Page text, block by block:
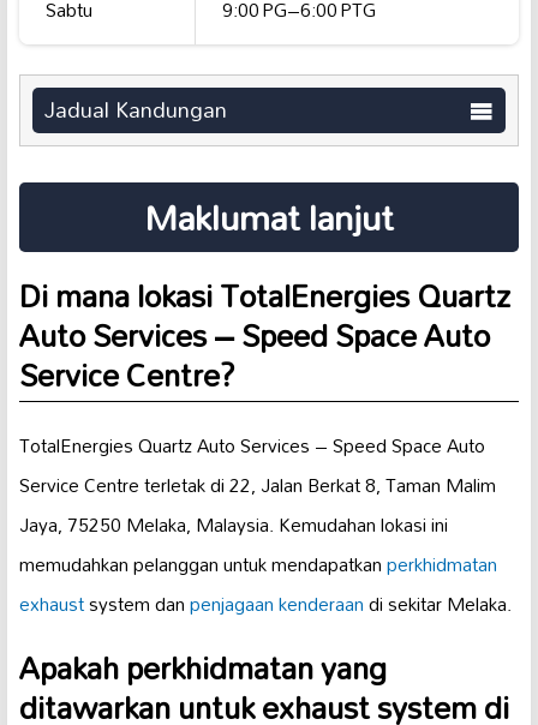
Sabtu 9:00 PG–6:00 PTG
Jadual Kandungan
Maklumat lanjut
Di mana lokasi TotalEnergies Quartz
Auto Services – Speed Space Auto
Service Centre?
TotalEnergies Quartz Auto Services – Speed Space Auto
Service Centre terletak di 22, Jalan Berkat 8, Taman Malim
Jaya, 75250 Melaka, Malaysia. Kemudahan lokasi ini
memudahkan pelanggan untuk mendapatkanperkhidmatan
exhaustsystem danpenjagaan kenderaandi sekitar Melaka.
Apakah perkhidmatan yang
ditawarkan untuk exhaust system di